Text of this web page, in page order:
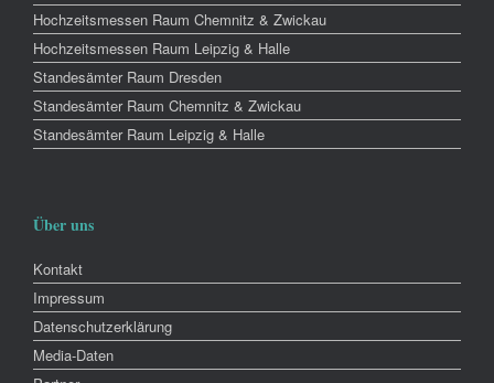
Hochzeitsmessen Raum Chemnitz & Zwickau
Hochzeitsmessen Raum Leipzig & Halle
Standesämter Raum Dresden
Standesämter Raum Chemnitz & Zwickau
Standesämter Raum Leipzig & Halle
Über uns
Kontakt
Impressum
Datenschutzerklärung
Media-Daten